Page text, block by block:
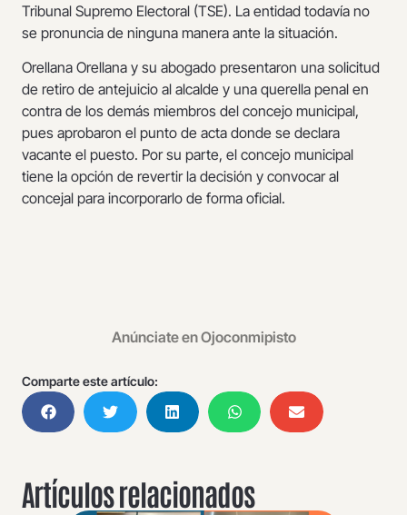
Tribunal Supremo Electoral (TSE). La entidad todavía no
se pronuncia de ninguna manera ante la situación.
Orellana Orellana y su abogado presentaron una solicitud
de retiro de antejuicio al alcalde y una querella penal en
contra de los demás miembros del concejo municipal,
pues aprobaron el punto de acta donde se declara
vacante el puesto. Por su parte, el concejo municipal
tiene la opción de revertir la decisión y convocar al
concejal para incorporarlo de forma oficial.
Anúnciate en Ojoconmipisto
Comparte este artículo:
Artículos relacionados